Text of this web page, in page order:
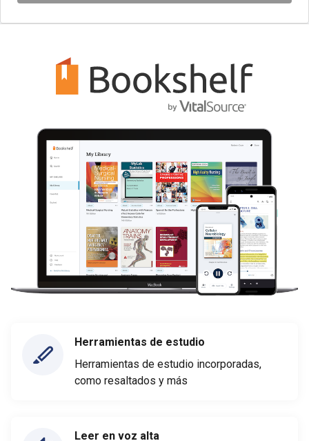
Herramientas de estudio
Herramientas de estudio incorporadas,
como resaltados y más
Leer en voz alta